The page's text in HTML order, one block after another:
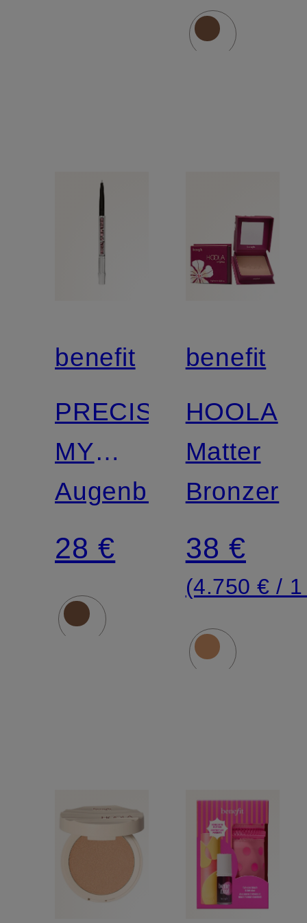
benefit
PRECISELY,
MY
BROW
DETAILER
Augenbrauenstift
28 €
benefit
HOOLA
Matter
Bronzer
38 €
(4.750 € /